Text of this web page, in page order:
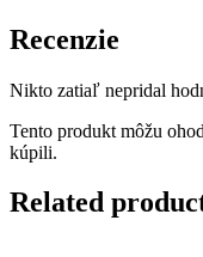
Recenzie
Nikto zatiaľ nepridal
Tento produkt môžu
kúpili.
Related